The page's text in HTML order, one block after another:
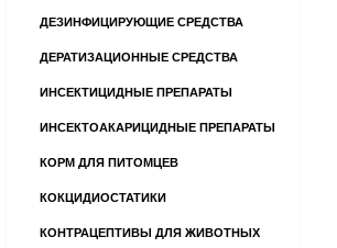
ДЕЗИНФИЦИРУЮЩИЕ СРЕДСТВА
ДЕРАТИЗАЦИОННЫЕ СРЕДСТВА
ИНСЕКТИЦИДНЫЕ ПРЕПАРАТЫ
ИНСЕКТОАКАРИЦИДНЫЕ ПРЕПАРАТЫ
КОРМ ДЛЯ ПИТОМЦЕВ
КОКЦИДИОСТАТИКИ
КОНТРАЦЕПТИВЫ ДЛЯ ЖИВОТНЫХ